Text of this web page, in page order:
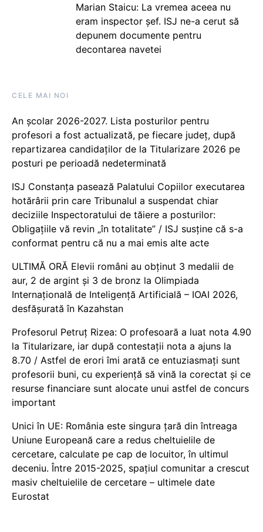
Marian Staicu: La vremea aceea nu
eram inspector șef. ISJ ne-a cerut să
depunem documente pentru
decontarea navetei
CELE MAI NOI
An școlar 2026-2027. Lista posturilor pentru
profesori a fost actualizată, pe fiecare județ, după
repartizarea candidaților de la Titularizare 2026 pe
posturi pe perioadă nedeterminată
ISJ Constanța pasează Palatului Copiilor executarea
hotărârii prin care Tribunalul a suspendat chiar
deciziile Inspectoratului de tăiere a posturilor:
Obligațiile vă revin „în totalitate” / ISJ susține că s-a
conformat pentru că nu a mai emis alte acte
ULTIMĂ ORĂ Elevii români au obținut 3 medalii de
aur, 2 de argint și 3 de bronz la Olimpiada
Internațională de Inteligență Artificială – IOAI 2026,
desfășurată în Kazahstan
Profesorul Petruț Rizea: O profesoară a luat nota 4.90
la Titularizare, iar după contestații nota a ajuns la
8.70 / Astfel de erori îmi arată ce entuziasmați sunt
profesorii buni, cu experiență să vină la corectat și ce
resurse financiare sunt alocate unui astfel de concurs
important
Unici în UE: România este singura țară din întreaga
Uniune Europeană care a redus cheltuielile de
cercetare, calculate pe cap de locuitor, în ultimul
deceniu. Între 2015-2025, spațiul comunitar a crescut
masiv cheltuielile de cercetare – ultimele date
Eurostat